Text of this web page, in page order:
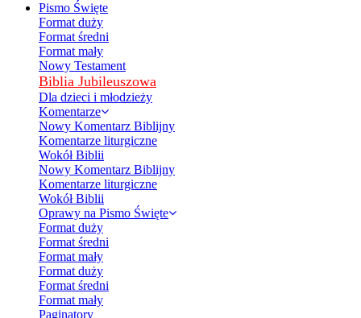
Pismo Święte
Format duży
Format średni
Format mały
Nowy Testament
Biblia Jubileuszowa
Dla dzieci i młodzieży
Komentarze
Nowy Komentarz Biblijny
Komentarze liturgiczne
Wokół Biblii
Nowy Komentarz Biblijny
Komentarze liturgiczne
Wokół Biblii
Oprawy na Pismo Święte
Format duży
Format średni
Format mały
Format duży
Format średni
Format mały
Paginatory